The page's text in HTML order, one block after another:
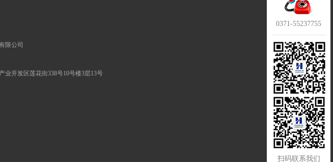
限公司
业开发区莲花街338号10号楼3层13号
0371-55237755
扫码联系我们